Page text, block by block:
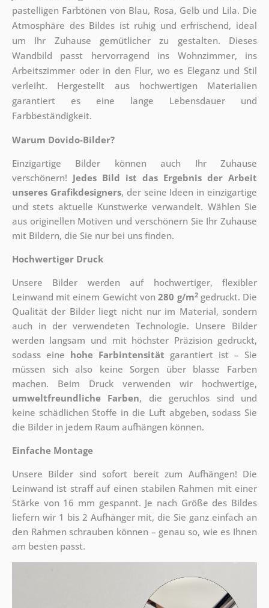
pastelligen Farbtönen von Blau, Rosa, Gelb und Lila. Die
Atmosphäre des Bildes ist ruhig und erfrischend, ideal
um Ihr Zuhause gemütlicher zu gestalten. Dieses
Wandbild passt hervorragend ins Wohnzimmer, ins
Arbeitszimmer oder in den Flur, wo es Eleganz und Stil
verleiht. Hergestellt aus hochwertigen Materialien
garantiert es eine lange Lebensdauer und
Farbbeständigkeit.
Warum Dovido-Bilder?
Einzigartige Bilder können auch Ihr Zuhause
verschönern! Jedes Bild ist das Ergebnis der Arbeit
unseres Grafikdesigners, der seine Ideen in einzigartige
und stets aktuelle Kunstwerke verwandelt. Wählen Sie
aus originellen Motiven und verschönern Sie Ihr Zuhause
mit Bildern, die Sie nur bei uns finden.
Hochwertiger Druck
Unsere Bilder werden auf hochwertiger, flexibler
Leinwand mit einem Gewicht von280 g/m2gedruckt. Die
Qualität der Bilder liegt nicht nur im Material, sondern
auch in der verwendeten Technologie. Unsere Bilder
werden langsam und mit höchster Präzision gedruckt,
sodass eine hohe Farbintensität garantiert ist – Sie
müssen sich also keine Sorgen über blasse Farben
machen. Beim Druck verwenden wir hochwertige,
umweltfreundliche Farben, die geruchlos sind und
keine schädlichen Stoffe in die Luft abgeben, sodass Sie
die Bilder in jedem Raum aufhängen können.
Einfache Montage
Unsere Bilder sind sofort bereit zum Aufhängen! Die
Leinwand ist straff auf einen stabilen Rahmen mit einer
Stärke von 16 mm gespannt. Je nach Größe des Bildes
liefern wir 1 bis 2 Aufhänger mit, die Sie ganz einfach an
den Rahmen schrauben können – genau so, wie es Ihnen
am besten passt.